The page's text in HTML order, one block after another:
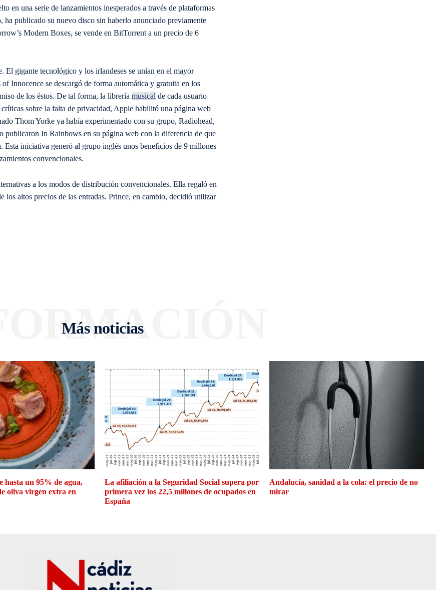
en una serie de lanzamientos inesperados a través de plataformas
publicado su nuevo disco sin haberlo anunciado previamente
Modern Boxes, se vende en BitTorrent a un precio de 6
El gigante tecnológico y los irlandeses se unían en el mayor
Innocence se descargó de forma automática y gratuita en los
de los éstos. De tal forma, la librería musical de cada usuario
sobre la falta de privacidad, Apple habilitó una página web
Thom Yorke ya había experimentado con su grupo, Radiohead,
publicaron In Rainbows en su página web con la diferencia de que
iniciativa generó al grupo inglés unos beneficios de 9 millones
convencionales.
a los modos de distribución convencionales. Ella regaló en
los altos precios de las entradas. Prince, en cambio, decidió utilizar
Más noticias
hasta un 95% de agua,
oliva virgen extra en
La afiliación a la Seguridad Social supera por
primera vez los 22,5 millones de ocupados en
España
Andalucía, sanidad a la cola: el precio de no
mirar